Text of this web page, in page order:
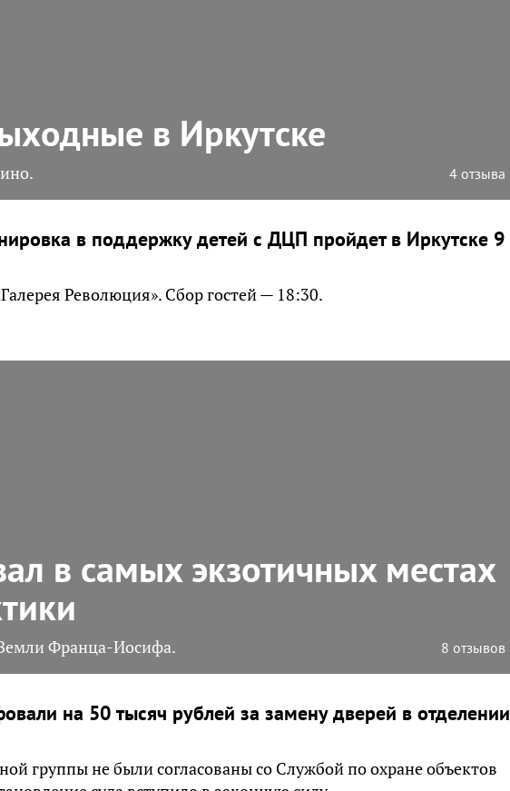
в Иркутске
4 отзыва
в поддержку детей с ДЦП пройдет в Иркутске 9
Революция». Сбор гостей — 18:30.
в самых экзотичных местах
Франца-Иосифа. 8 отзывов
на 50 тысяч рублей за замену дверей в отделении
группы не были согласованы со Службой по охране объектов